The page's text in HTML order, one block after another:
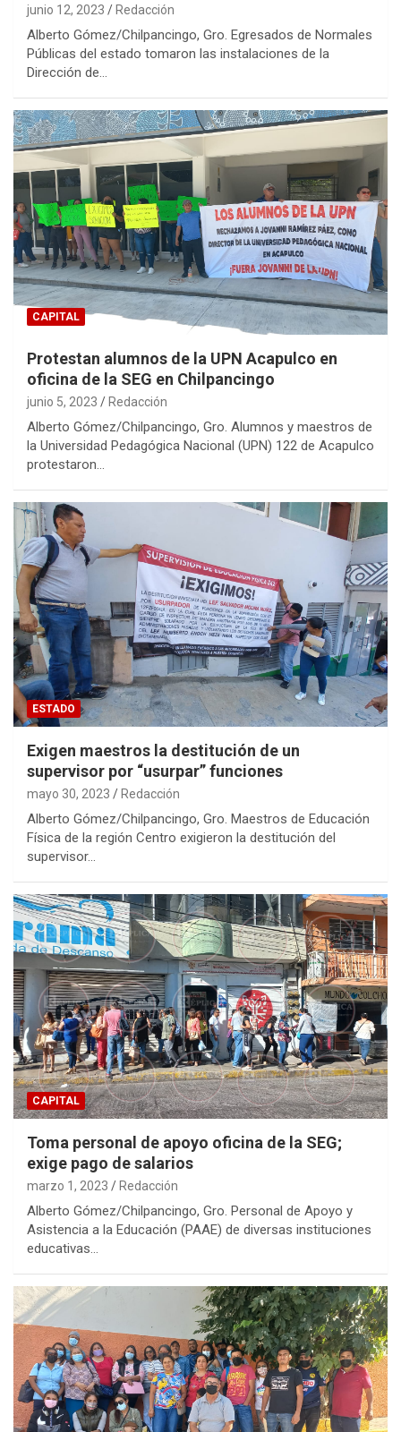
junio 12, 2023 Redacción
Alberto Gómez/Chilpancingo, Gro. Egresados de Normales
Públicas del estado tomaron las instalaciones de la
Dirección de…
CAPITAL
Protestan alumnos de la UPN Acapulco en
oficina de la SEG en Chilpancingo
junio 5, 2023 Redacción
Alberto Gómez/Chilpancingo, Gro. Alumnos y maestros de
la Universidad Pedagógica Nacional (UPN) 122 de Acapulco
protestaron…
ESTADO
Exigen maestros la destitución de un
supervisor por “usurpar” funciones
mayo 30, 2023 Redacción
Alberto Gómez/Chilpancingo, Gro. Maestros de Educación
Física de la región Centro exigieron la destitución del
supervisor…
CAPITAL
Toma personal de apoyo oficina de la SEG;
exige pago de salarios
marzo 1, 2023 Redacción
Alberto Gómez/Chilpancingo, Gro. Personal de Apoyo y
Asistencia a la Educación (PAAE) de diversas instituciones
educativas…